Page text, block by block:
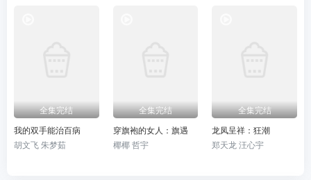
全集完结
我的双手能治百病
胡文飞 朱梦茹
全集完结
穿旗袍的女人：旗遇
椰椰 哲宇
全集完结
龙凤呈祥：狂潮
郑天龙 汪心宇